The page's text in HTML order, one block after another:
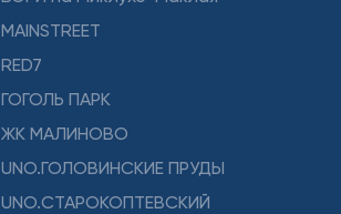
MAINSTREET
RED7
ГОГОЛЬ ПАРК
ЖК МАЛИНОВО
UNO.ГОЛОВИНСКИЕ ПРУДЫ
UNO.СТАРОКОПТЕВСКИЙ